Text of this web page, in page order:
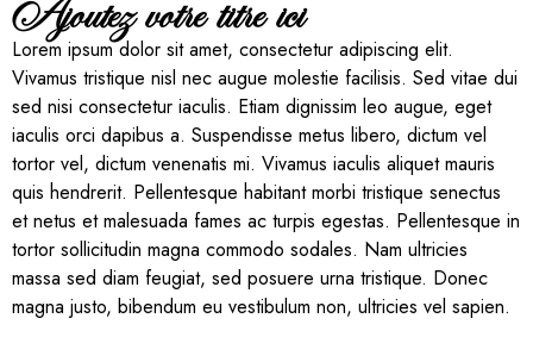
Ajoutez votre titre ici
Lorem ipsum dolor sit amet, consectetur adipiscing elit.
Vivamus tristique nisl nec augue molestie facilisis. Sed vitae dui
sed nisi consectetur iaculis. Etiam dignissim leo augue, eget
iaculis orci dapibus a. Suspendisse metus libero, dictum vel
tortor vel, dictum venenatis mi. Vivamus iaculis aliquet mauris
quis hendrerit. Pellentesque habitant morbi tristique senectus
et netus et malesuada fames ac turpis egestas. Pellentesque in
tortor sollicitudin magna commodo sodales. Nam ultricies
massa sed diam feugiat, sed posuere urna tristique. Donec
magna justo, bibendum eu vestibulum non, ultricies vel sapien.